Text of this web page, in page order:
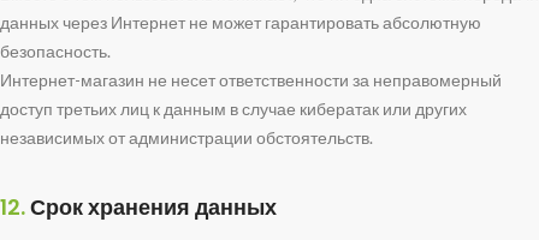
данных через Интернет не может гарантировать абсолютную
безопасность.
Интернет-магазин не несет ответственности за неправомерный
доступ третьих лиц к данным в случае кибератак или других
независимых от администрации обстоятельств.
12.Срок хранения данных